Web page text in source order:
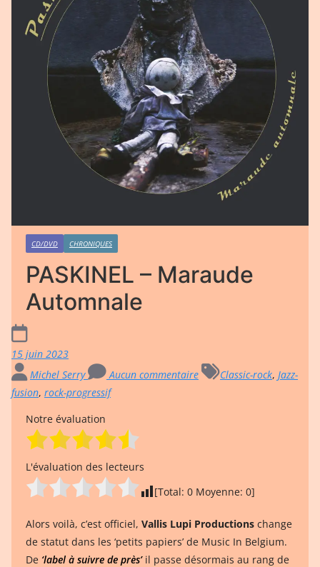
CD/DVD CHRONIQUES
PASKINEL – Maraude
Automnale
15 juin 2023
Michel Serry
Aucun commentaire Classic-rock, Jazz-
fusion, rock-progressif
Notre évaluation
L'évaluation des lecteurs
[Total: 0 Moyenne: 0]
Alors voilà, c’est officiel, Vallis Lupi Productions change
de statut dans les ‘petits papiers’ de Music In Belgium.
De ‘label à suivre de près’il passe désormais au rang de